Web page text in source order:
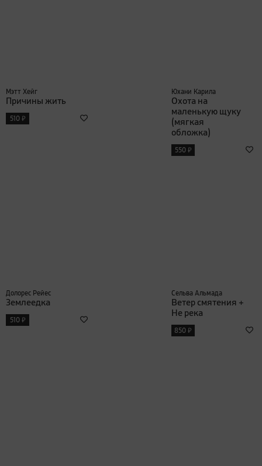
Мэтт Хейг
Причины жить
510 ₽
Юхани Карила
Охота на
маленькую щуку
(мягкая
обложка)
550 ₽
Долорес Рейес
Землеедка
510 ₽
Сельва Альмада
Ветер смятения +
Не река
850 ₽